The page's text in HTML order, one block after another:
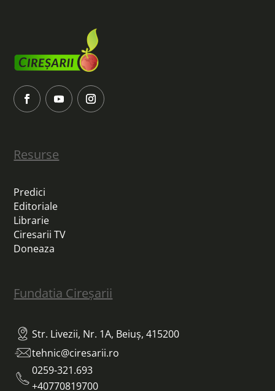
Resurse
Predici
Editoriale
Librarie
Ciresarii TV
Doneaza
Fundatia Cireșarii
Str. Livezii, Nr. 1A, Beiuș, 415200
tehnic@ciresarii.ro
0259-321.693
+40770819700